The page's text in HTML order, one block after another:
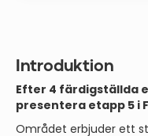
Introduktion
Efter 4 färdigställda
presentera etapp 5 i
Området erbjuder ett